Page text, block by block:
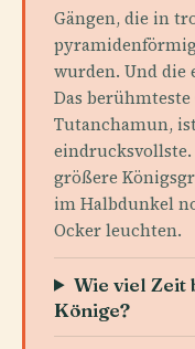
Gängen, die in
wurden. Und die
Das berühmteste
Tutanchamun,
größere
im Halbdunkel
Ocker leuchten.
Wie viel Zeit
Könige?